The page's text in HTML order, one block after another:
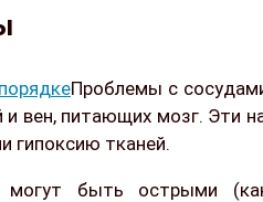
Проблемы с
и вен, питающих мозг. Эти
гипоксию тканей.
быть острыми